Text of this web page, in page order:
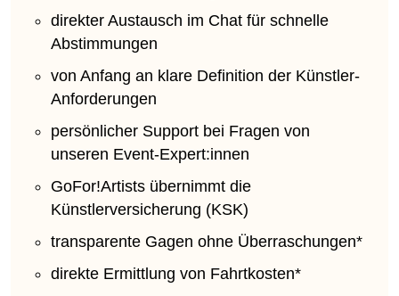
direkter Austausch im Chat für schnelle
Abstimmungen
von Anfang an klare Definition der Künstler-
Anforderungen
persönlicher Support bei Fragen von
unseren Event-Expert:innen
GoFor!Artists übernimmt die
Künstlerversicherung (KSK)
transparente Gagen ohne Überraschungen*
direkte Ermittlung von Fahrtkosten*